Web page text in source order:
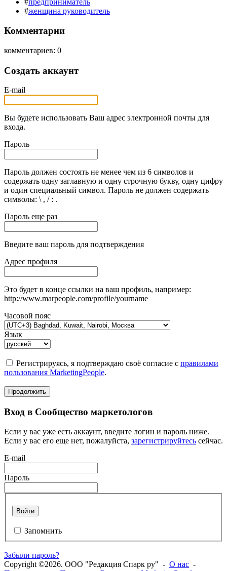
#предприниматель
#женщина руководитель
Комментарии
комментариев: 0
Создать аккаунт
E-mail
Вы будете использовать Ваш адрес электронной почты для
входа.
Пароль
Пароль должен состоять не менее чем из 6 символов и
содержать одну заглавную и одну строчную букву, одну цифру
и один специальный символ. Пароль не должен содержать
символы: \ , / : .
Пароль еще раз
Введите ваш пароль для подтверждения
Адрес профиля
Это будет в конце ссылки на ваш профиль, например:
http://www.marpeople.com/profile/yourname
Часовой пояс
Язык
Регистрируясь, я подтверждаю своё согласие с правилами
пользования MarketingPeople.
Продолжить
Вход в Сообщество маркетологов
Если у вас уже есть аккаунт, введите логин и пароль ниже.
Если у вас его еще нет, пожалуйста, зарегистрируйтесь сейчас.
E-mail
Пароль
Войти
Запомнить
Забыли пароль?
Copyright ©2026. ООО "Редакция Спарк ру" - О нас -